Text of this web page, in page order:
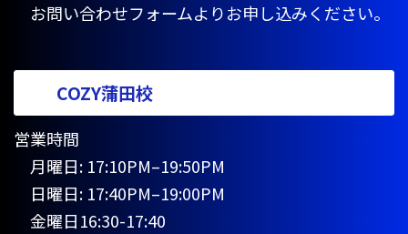
お問い合わせフォームよりお申し込みください。
COZY蒲田校
営業時間
月曜日: 17:10PM–19:50PM
日曜日: 17:40PM–19:00PM
金曜日16:30-17:40